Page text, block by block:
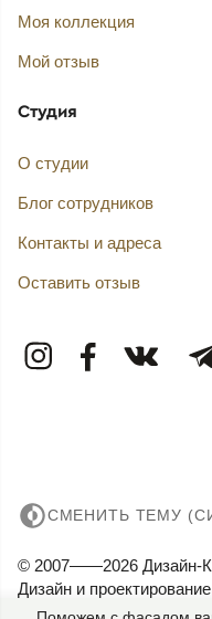
Моя коллекция
Мой отзыв
Студия
О студии
Блог сотрудников
Контакты и адреса
Оставить отзыв
СМЕНИТЬ ТЕМУ
© 2007——2026 Дизайн-
Дизайн и
Конфиденциальность